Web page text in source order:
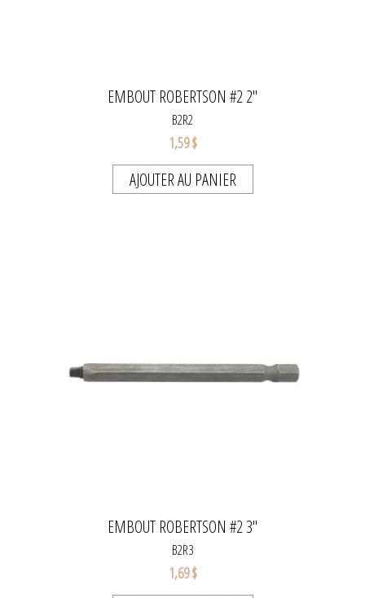
EMBOUT ROBERTSON #2 2"
B2R2
1,59 $
AJOUTER AU PANIER
EMBOUT ROBERTSON #2 3"
B2R3
1,69 $